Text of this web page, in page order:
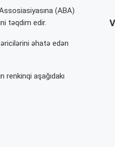
(ABA)
təqdim edir.
əhatə edən
renkinqi aşağıdakı